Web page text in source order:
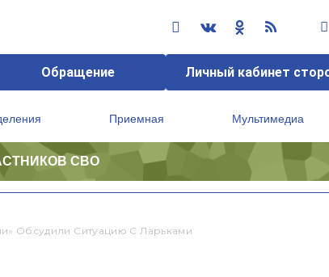
Обращение Личный кабинет
Приемная Мультимедиа
СВО
Обсудили Ситуацию С Ларьками